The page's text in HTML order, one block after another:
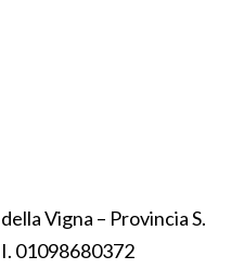
Vigna – Provincia S.
01098680372